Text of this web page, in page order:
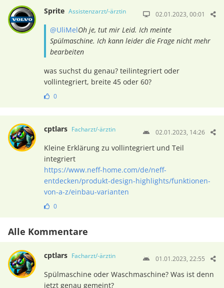
Sprite Assistenzarzt/-ärztin 02.01.2023, 00:01
@UliMelOh je, tut mir Leid. Ich meinte
Spülmaschine. Ich kann leider die Frage nicht mehr
bearbeiten
was suchst du genau? teilintegriert oder
vollintegriert, breite 45 oder 60?
0
cptlars Facharzt/-ärztin 02.01.2023, 14:26
Kleine Erklärung zu vollintegriert und Teil
integriert
https://www.neff-home.com/de/neff-
entdecken/produkt-design-highlights/funktionen-
von-a-z/einbau-varianten
0
Alle Kommentare
cptlars Facharzt/-ärztin 01.01.2023, 22:55
Spülmaschine oder Waschmaschine? Was ist denn
jetzt genau gemeint?